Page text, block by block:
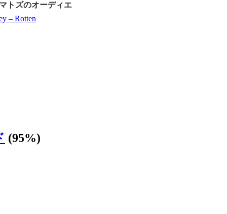
トズのオーディエ
– Rotten
(95%)